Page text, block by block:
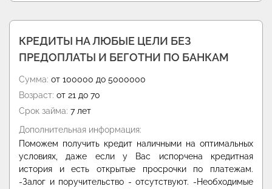
КРЕДИТЫ НА ЛЮБЫЕ ЦЕЛИ БЕЗ
ПРЕДОПЛАТЫ И БЕГОТНИ ПО БАНКАМ
Сумма: от 100000 до 5000000
Возраст: от 21 до 70
Срок займа: 7 лет
Дополнительная информация:
Поможем получить кредит наличными на оптимальных
условиях, даже если у Вас испорчена кредитная
история и есть открытые просрочки по платежам.
-Залог и поручительство - отсутствуют. -Необходимые